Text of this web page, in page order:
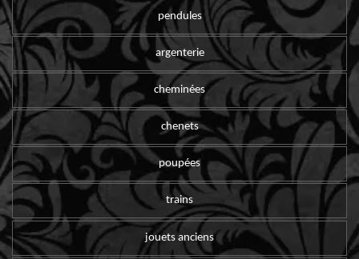
pendules
argenterie
cheminées
chenets
poupées
trains
jouets anciens